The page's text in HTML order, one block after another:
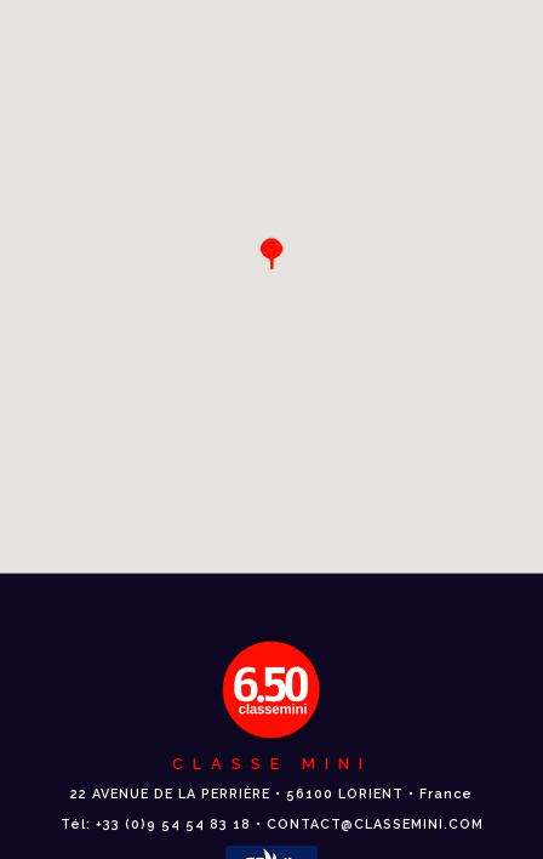
CLASSE MINI
22 AVENUE DE LA PERRIÈRE • 56100 LORIENT • France
Tél: +33 (0)9 54 54 83 18 • CONTACT@CLASSEMINI.COM